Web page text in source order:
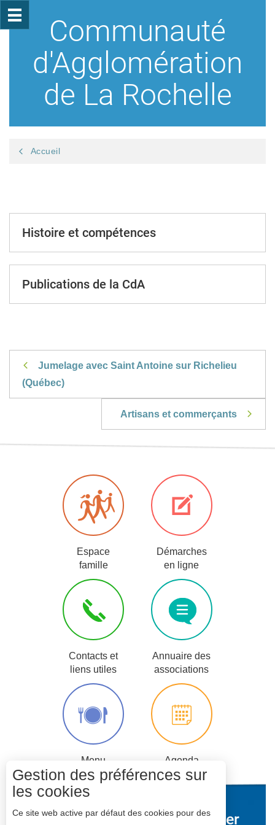
Communauté
d'Agglomération
de La Rochelle
Accueil
Histoire et compétences
Publications de la CdA
Jumelage avec Saint Antoine sur Richelieu
(Québec)
Artisans et commerçants
Espace
famille
Démarches
en ligne
Contacts et
liens utiles
Annuaire des
associations
Menu
scolaire
Agenda
Mairie de ompierresur Mer
Gestion des préférences sur
les cookies
Ce site web active par défaut des cookies pour des